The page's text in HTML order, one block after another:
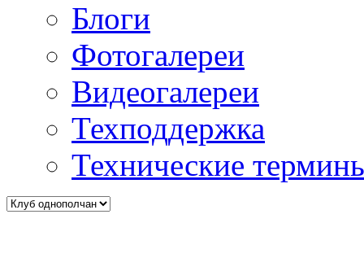
Блоги
Фотогалереи
Видеогалереи
Техподдержка
Технические